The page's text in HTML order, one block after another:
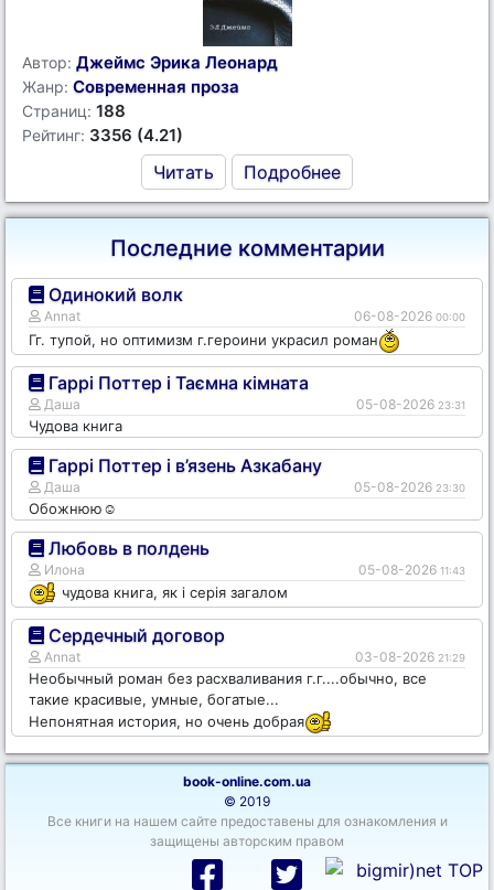
Автор: Джеймс Эрика Леонард
Жанр: Современная проза
Страниц: 188
Рейтинг: 3356 (4.21)
Читать Подробнее
Последние комментарии
Одинокий волк
Annat 06-08-2026 00:00
Гг. тупой, но оптимизм г.героини украсил роман
Гаррі Поттер і Таємна кімната
Даша 05-08-2026 23:31
Чудова книга
Гаррі Поттер і в’язень Азкабану
Даша 05-08-2026 23:30
Обожнюю☺️
Любовь в полдень
Илона 05-08-2026 11:43
чудова книга, як і серія загалом
Сердечный договор
Annat 03-08-2026 21:29
Необычный роман без расхваливания г.г....обычно, все
такие красивые, умные, богатые...
Непонятная история, но очень добрая
book-online.com.ua
© 2019
Все книги на нашем сайте предоставены для ознакомления и
защищены авторским правом